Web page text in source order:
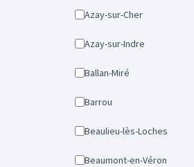
Azay-sur-Cher
Azay-sur-Indre
Ballan-Miré
Barrou
Beaulieu-lès-Loches
Beaumont-en-Véron